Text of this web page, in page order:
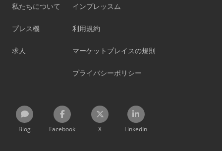
私たちについて
プレス機
求人
インプレッスム
利用規約
マーケットプレイスの規則
プライバシーポリシー
Blog Facebook X LinkedIn